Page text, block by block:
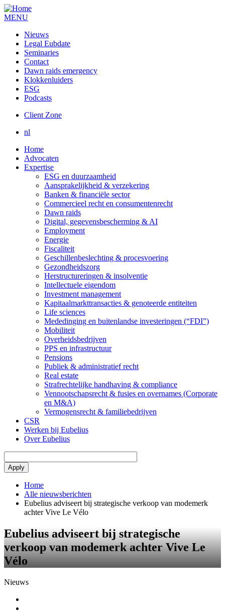
MENU
Nieuws
Legal Eubdate
Seminaries
Contact
Dawn raids emergency
Klokkenluiders
ESG
Podcasts
Client Zone
nl
Home
Advocaten
Expertise
ESG en duurzaamheid
Aansprakelijkheid & verzekering
Banken & financiële sector
Commercieel recht en consumentenrecht
Dawn raids
Digital, gegevensbescherming & AI
Employment
Energie
Fiscaliteit
Geschillenbeslechting & procesvoering
Gezondheidszorg
Herstructureringen & insolventie
Intellectuele eigendom
Investment management
Kapitaalmarkttransacties & genoteerde entiteiten
Life sciences
Mededinging en buitenlandse investeringen (“FDI”)
Mobiliteit
Overheidsbedrijven
PPS en infrastructuur
Pensions
Publiek & administratief recht
Real estate
Strafrechtelijke handhaving & compliance
Vennootschapsrecht & fusies en overnames (Corporate
en M&A)
Vermogensrecht & familiebedrijven
CSR
Werken bij Eubelius
Over Eubelius
Home
Alle nieuwsberichten
Eubelius adviseert bij strategische verkoop van modemerk
achter Vive Le Vélo
Eubelius adviseert bij strategische
verkoop van modemerk achter Vive Le
Vélo
Nieuws